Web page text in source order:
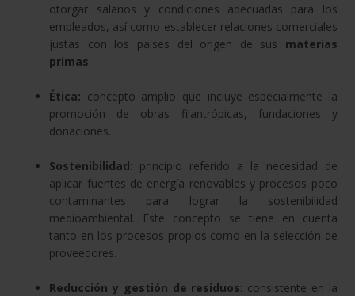
otorgar salarios y condiciones adecuadas para los
empleados, así como establecer relaciones comerciales
justas con los países del origen de sus materias
primas.
Ética: concepto amplio que incluye especialmente la
promoción de obras filantrópicas, fundaciones y
donaciones.
Sostenibilidad: principio referido a la necesidad de
aplicar fuentes de energía renovables y procesos poco
contaminantes para lograr la sostenibilidad
medioambiental. Este concepto se tiene en cuenta
tanto en los procesos propios como en la selección de
proveedores.
Reducción y gestión de residuos: consistente en la